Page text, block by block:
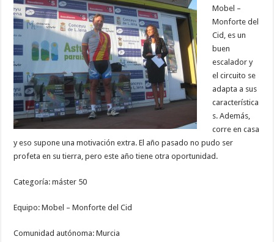
Mobel –
Monforte del
Cid, es un
buen
escalador y
el circuito se
adapta a sus
característica
s. Además,
corre en casa
y eso supone una motivación extra. El año pasado no pudo ser
profeta en su tierra, pero este año tiene otra oportunidad.
Categoría: máster 50
Equipo: Mobel – Monforte del Cid
Comunidad autónoma: Murcia